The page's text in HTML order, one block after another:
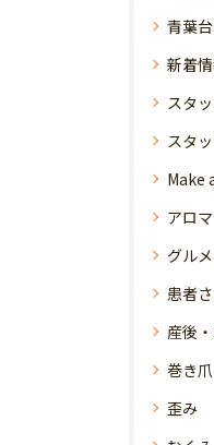
青葉
新着
スタ
スタ
Make
アロマ
グル
患者
産後
巻き爪
歪み